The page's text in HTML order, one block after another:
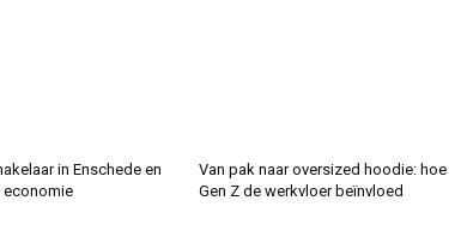
in Enschede en
economie
Van pak naar oversized hoodie: hoe
Gen Z de werkvloer beïnvloed